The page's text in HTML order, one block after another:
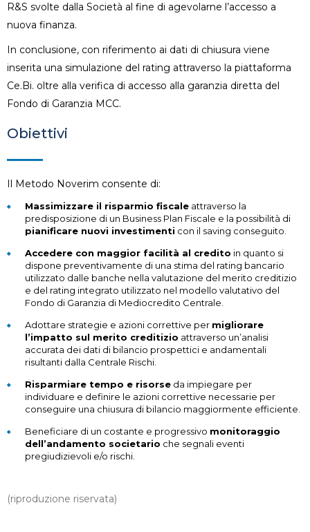
R&S svolte dalla Società al fine di agevolarne l’accesso a
nuova finanza.
In conclusione, con riferimento ai dati di chiusura viene
inserita una simulazione del rating attraverso la piattaforma
Ce.Bi. oltre alla verifica di accesso alla garanzia diretta del
Fondo di Garanzia MCC.
Obiettivi
Il Metodo Noverim consente di:
Massimizzare il risparmio fiscale attraverso la
predisposizione di un Business Plan Fiscale e la possibilità di
pianificare nuovi investimenti con il saving conseguito.
Accedere con maggior facilità al credito in quanto si
dispone preventivamente di una stima del rating bancario
utilizzato dalle banche nella valutazione del merito creditizio
e del rating integrato utilizzato nel modello valutativo del
Fondo di Garanzia di Mediocredito Centrale.
Adottare strategie e azioni correttive per migliorare
l’impatto sul merito creditizio attraverso un’analisi
accurata dei dati di bilancio prospettici e andamentali
risultanti dalla Centrale Rischi.
Risparmiare tempo e risorse da impiegare per
individuare e definire le azioni correttive necessarie per
conseguire una chiusura di bilancio maggiormente efficiente.
Beneficiare di un costante e progressivo monitoraggio
dell’andamento societario che segnali eventi
pregiudizievoli e/o rischi.
(riproduzione riservata)